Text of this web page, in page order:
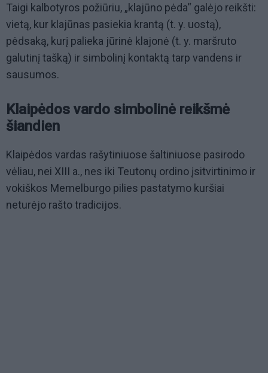
Taigi kalbotyros požiūriu, „klajūno pėda“ galėjo reikšti:
vietą, kur klajūnas pasiekia krantą (t. y. uostą),
pėdsaką, kurį palieka jūrinė klajonė (t. y. maršruto
galutinį tašką) ir simbolinį kontaktą tarp vandens ir
sausumos.
Klaipėdos vardo simbolinė reikšmė
šiandien
Klaipėdos vardas rašytiniuose šaltiniuose pasirodo
vėliau, nei XIII a., nes iki Teutonų ordino įsitvirtinimo ir
vokiškos Memelburgo pilies pastatymo kuršiai
neturėjo rašto tradicijos.